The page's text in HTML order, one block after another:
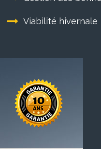
Viabilité hivernale